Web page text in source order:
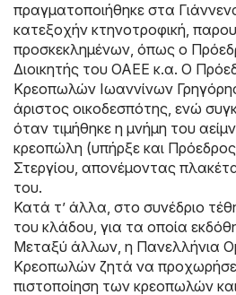
πραγματοποιήθηκε στα
κατεξοχήν κτηνοτροφική,
προσκεκλημένων, όπως ο
Διοικητής του ΟΑΕΕ κ.α. Ο
Κρεοπωλών Ιωαννίνων
άριστος οικοδεσπότης, ενώ
όταν τιμήθηκε η μνήμη του
κρεοπώλη (υπήρξε και
Στεργίου, απονέμοντας
του.
Κατά τ’ άλλα, στο συνέδριο
του κλάδου, για τα οποία
Μεταξύ άλλων, η Πανελλήνια
Κρεοπωλών ζητά να
πιστοποίηση των κρεοπωλών